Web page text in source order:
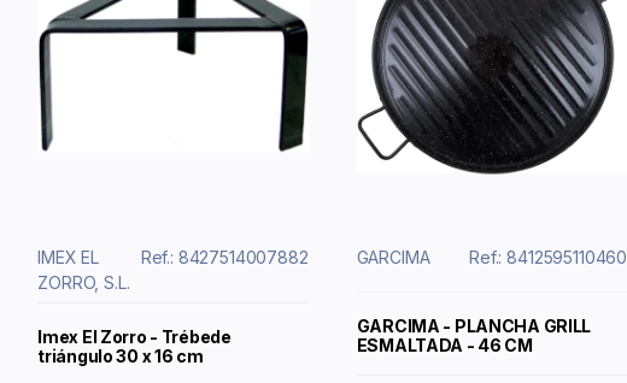
IMEX EL
ZORRO, S.L.
Ref.: 8427514007882
Imex El Zorro - Trébede
triángulo 30 x 16 cm
GARCIMA Ref.: 8412595110460
GARCIMA - PLANCHA GRILL
ESMALTADA - 46 CM